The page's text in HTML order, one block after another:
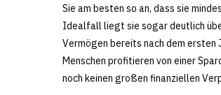
Sie am besten so an, dass sie
Idealfall liegt sie sogar deutlich
Vermögen bereits nach dem
Menschen profitieren von einer
noch keinen großen finanziellen